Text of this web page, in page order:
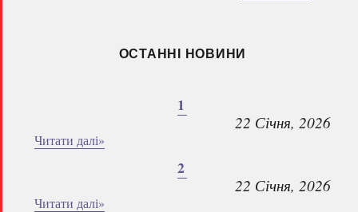
ОСТАННІ НОВИНИ
1
22 Січня, 2026
Читати далі»
2
22 Січня, 2026
Читати далі»